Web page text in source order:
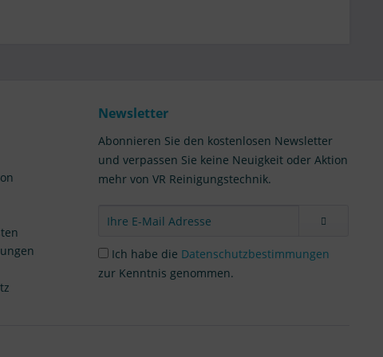
Newsletter
Abonnieren Sie den kostenlosen Newsletter
und verpassen Sie keine Neuigkeit oder Aktion
mehr von VR Reinigungstechnik.
Ich habe die Datenschutzbestimmungen
zur Kenntnis genommen.